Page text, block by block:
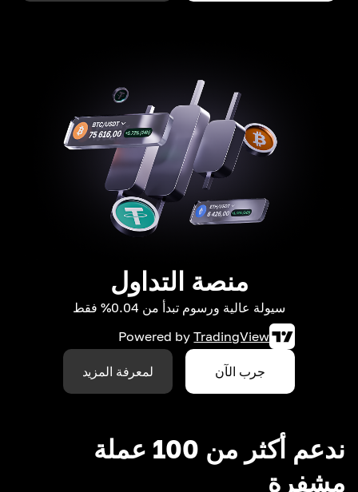
منصة التداول
سيولة عالية ورسوم تبدأ من 0.04% فقط
Powered by TradingView
جرب الآن لمعرفة المزيد
ندعم أكثر من 100 عملة
مشفرة